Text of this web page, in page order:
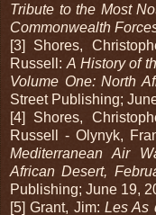
Tribute to the Most
Commonwealth
[3] Shores,
Russell: A History of
Volume One: North
Street Publishing;
[4] Shores,
Russell - Olynyk,
Mediterranean Air
African Desert,
Publishing; June 19,
[5] Grant, Jim: Les As